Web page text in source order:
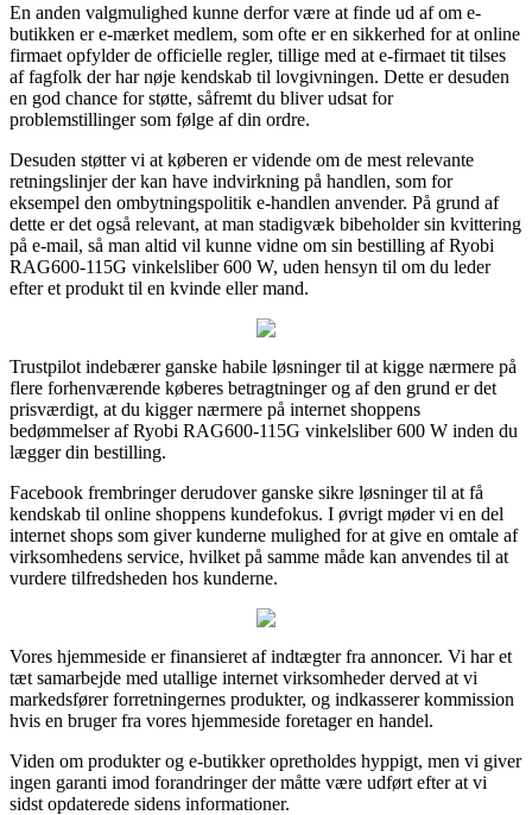
En anden valgmulighed kunne derfor være at finde ud af om e-
butikken er e-mærket medlem, som ofte er en sikkerhed for at online
firmaet opfylder de officielle regler, tillige med at e-firmaet tit tilses
af fagfolk der har nøje kendskab til lovgivningen. Dette er desuden
en god chance for støtte, såfremt du bliver udsat for
problemstillinger som følge af din ordre.
Desuden støtter vi at køberen er vidende om de mest relevante
retningslinjer der kan have indvirkning på handlen, som for
eksempel den ombytningspolitik e-handlen anvender. På grund af
dette er det også relevant, at man stadigvæk bibeholder sin kvittering
på e-mail, så man altid vil kunne vidne om sin bestilling af Ryobi
RAG600-115G vinkelsliber 600 W, uden hensyn til om du leder
efter et produkt til en kvinde eller mand.
Trustpilot indebærer ganske habile løsninger til at kigge nærmere på
flere forhenværende køberes betragtninger og af den grund er det
prisværdigt, at du kigger nærmere på internet shoppens
bedømmelser af Ryobi RAG600-115G vinkelsliber 600 W inden du
lægger din bestilling.
Facebook frembringer derudover ganske sikre løsninger til at få
kendskab til online shoppens kundefokus. I øvrigt møder vi en del
internet shops som giver kunderne mulighed for at give en omtale af
virksomhedens service, hvilket på samme måde kan anvendes til at
vurdere tilfredsheden hos kunderne.
Vores hjemmeside er finansieret af indtægter fra annoncer. Vi har et
tæt samarbejde med utallige internet virksomheder derved at vi
markedsfører forretningernes produkter, og indkasserer kommission
hvis en bruger fra vores hjemmeside foretager en handel.
Viden om produkter og e-butikker opretholdes hyppigt, men vi giver
ingen garanti imod forandringer der måtte være udført efter at vi
sidst opdaterede sidens informationer.